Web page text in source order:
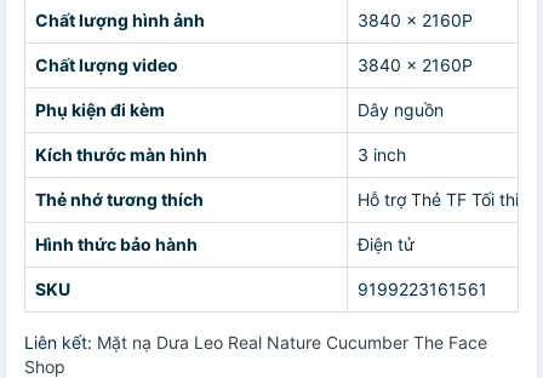
Chất lượng hình ảnh 3840 x 2160P
Chất lượng video 3840 x 2160P
Phụ kiện đi kèm Dây nguồn
Kích thước màn hình 3 inch
Thẻ nhớ tương thích Hỗ trợ Thẻ TF Tối
Hình thức bảo hành Điện tử
SKU 9199223161561
Liên kết: Mặt nạ Dưa Leo Real Nature Cucumber The Face
Shop